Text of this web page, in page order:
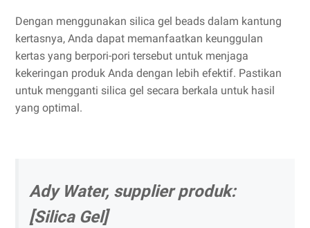
Dengan menggunakan silica gel beads dalam kantung
kertasnya, Anda dapat memanfaatkan keunggulan
kertas yang berpori-pori tersebut untuk menjaga
kekeringan produk Anda dengan lebih efektif. Pastikan
untuk mengganti silica gel secara berkala untuk hasil
yang optimal.
Ady Water, supplier produk:
[Silica Gel]